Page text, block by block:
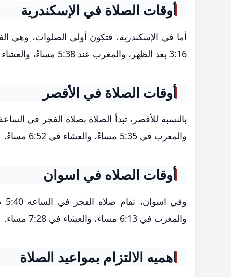
أوقات الصلاة في الإسكندرية
3:16 بعد الظهر، والمغرب عند 5:38 مساءً، والعشاء عند 6:58 مساءً.
أوقات الصلاة في الأقصر
والمغرب في 5:35 مساءً، والعشاء في 6:52 مساءً.
أوقات الصلاه في اسوان
والمغرب في 6:13 مساء، والعشاء في 7:28 مساء.
اهميه الالتزام بمواعيد الصلاة